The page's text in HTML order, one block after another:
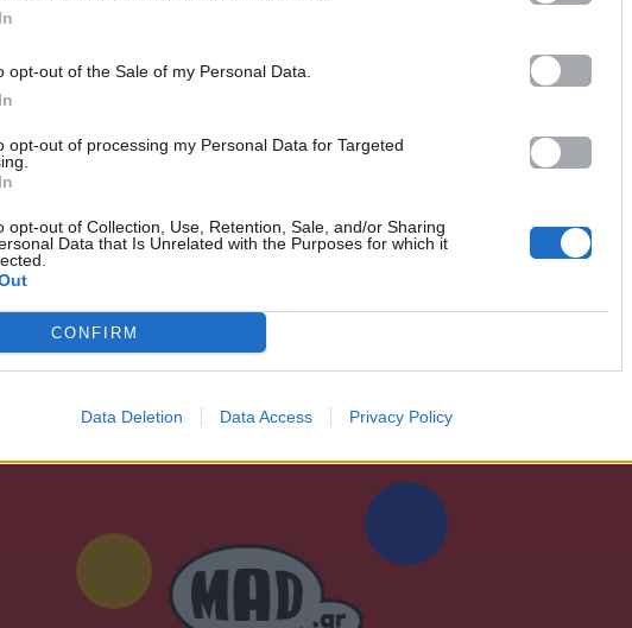
opt-out of the Sale of my Personal Data.
opt-out of processing my Personal Data for Targeted
opt-out of Collection, Use, Retention, Sale, and/or Sharing
Data that Is Unrelated with the Purposes for which it
CONFIRM
Data Deletion Data Access Privacy Policy